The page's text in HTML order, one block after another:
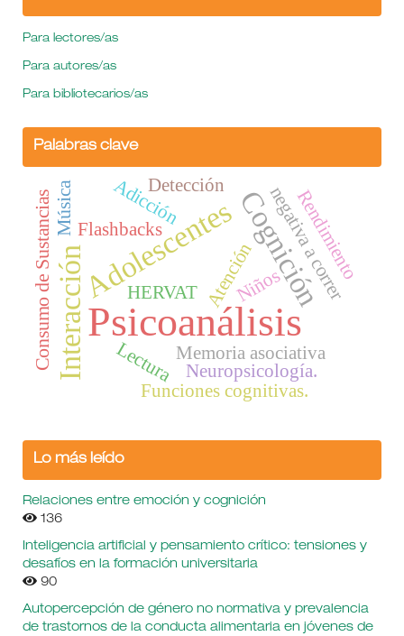
Para lectores/as
Para autores/as
Para bibliotecarios/as
Palabras clave
Psicoanálisis
InteracciónAdolescentesCognición
Atenciónnegativa a correr
Rendimiento
Niños
Adicción
Lectura Memoria asociativa
Neuropsicología.
Funciones cognitivas.
HERVAT
Consumo de Sustancias Flashbacks
Música Detección
Lo más leído
Relaciones entre emoción y cognición
136
Inteligencia artificial y pensamiento crítico: tensiones y
desafíos en la formación universitaria
90
Autopercepción de género no normativa y prevalencia
de trastornos de la conducta alimentaria en jóvenes de